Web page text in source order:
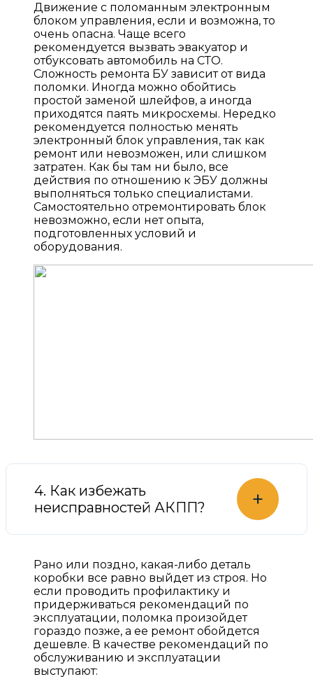
Движение с поломанным электронным
блоком управления, если и возможна, то
очень опасна. Чаще всего
рекомендуется вызвать эвакуатор и
отбуксовать автомобиль на СТО.
Сложность ремонта БУ зависит от вида
поломки. Иногда можно обойтись
простой заменой шлейфов, а иногда
приходятся паять микросхемы. Нередко
рекомендуется полностью менять
электронный блок управления, так как
ремонт или невозможен, или слишком
затратен. Как бы там ни было, все
действия по отношению к ЭБУ должны
выполняться только специалистами.
Самостоятельно отремонтировать блок
невозможно, если нет опыта,
подготовленных условий и
оборудования.
4. Как избежать
неисправностей АКПП?
+
Рано или поздно, какая-либо деталь
коробки все равно выйдет из строя. Но
если проводить профилактику и
придерживаться рекомендаций по
эксплуатации, поломка произойдет
гораздо позже, а ее ремонт обойдется
дешевле. В качестве рекомендаций по
обслуживанию и эксплуатации
выступают: